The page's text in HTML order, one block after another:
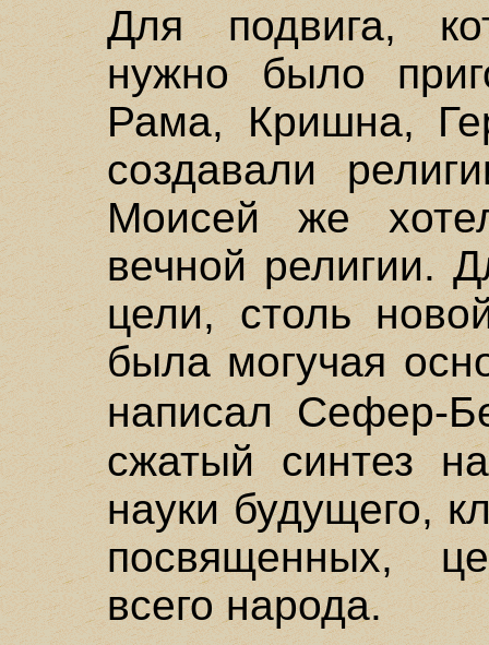
Для подвига,
нужно было
Рама, Кришна,
создавали
Моисей же
вечной религии.
цели, столь
была могучая
написал Сефер-
сжатый синтез
науки будущего,
посвященных,
всего народа.